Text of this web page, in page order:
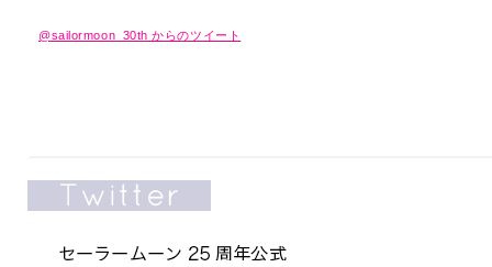
@sailormoon_30th からのツイート